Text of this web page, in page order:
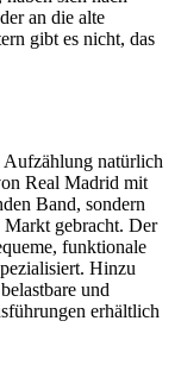
an die alte
gibt es nicht, das
natürlich
Real Madrid mit
Band, sondern
Markt gebracht. Der
funktionale
Hinzu
und
erhältlich